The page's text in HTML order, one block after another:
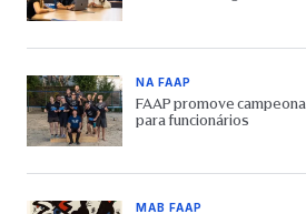
NA FAAP
FAAP promove
para funcionários
MAB FAAP